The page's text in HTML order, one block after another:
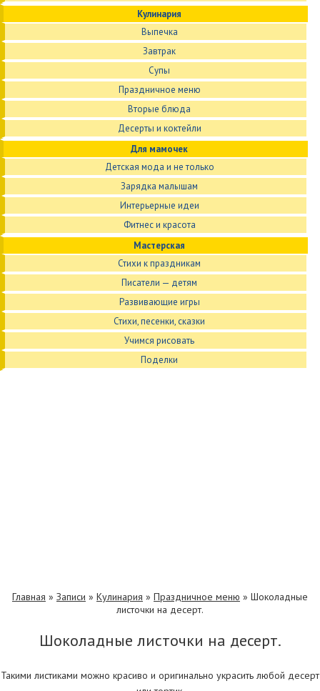
Кулинария
Выпечка
Завтрак
Супы
Праздничное меню
Вторые блюда
Десерты и коктейли
Для мамочек
Детская мода и не только
Зарядка малышам
Интерьерные идеи
Фитнес и красота
Мастерская
Стихи к праздникам
Писатели — детям
Развивающие игры
Стихи, песенки, сказки
Учимся рисовать
Поделки
Главная » Записи » Кулинария » Праздничное меню » Шоколадные
листочки на десерт.
Шоколадные листочки на десерт.
Такими листиками можно красиво и оригинально украсить любой десерт